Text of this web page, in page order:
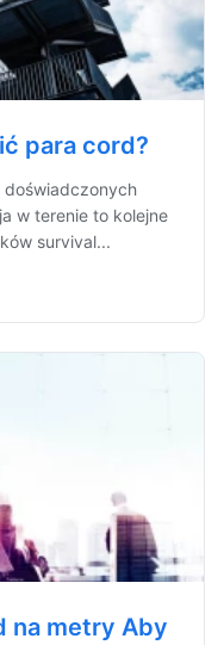
para cord?
doświadczonych
w terenie to kolejne
survival...
na metry Aby